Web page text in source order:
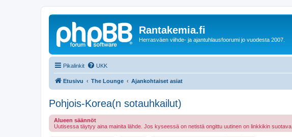
Rantakemia.fi
Herrasväen viihde- ja ajantuhlausfoorumi jo vuodesta 2007.
Pikalinkit UKK
Etusivu The Lounge Ajankohtaiset asiat
Pohjois-Korea(n sotauhkailut)
Alueen säännöt
Uutisessa täytyy aina mainita lähde. Jos kyseessä on netistä ongittu uutinen on linkkikin suotava.